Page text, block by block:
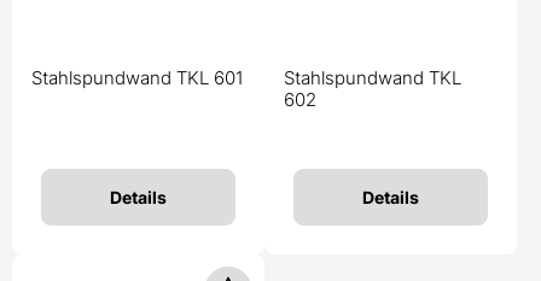
Stahlspundwand TKL 601
Details
Stahlspundwand TKL
602
Details